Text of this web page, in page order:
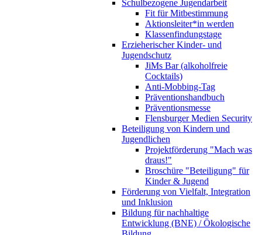
Schulbezogene Jugendarbeit
Fit für Mitbestimmung
Aktionsleiter*in werden
Klassenfindungstage
Erzieherischer Kinder- und
Jugendschutz
JiMs Bar (alkoholfreie
Cocktails)
Anti-Mobbing-Tag
Präventionshandbuch
Präventionsmesse
Flensburger Medien Security
Beteiligung von Kindern und
Jugendlichen
Projektförderung "Mach was
draus!"
Broschüre "Beteiligung" für
Kinder & Jugend
Förderung von Vielfalt, Integration
und Inklusion
Bildung für nachhaltige
Entwicklung (BNE) / Ökologische